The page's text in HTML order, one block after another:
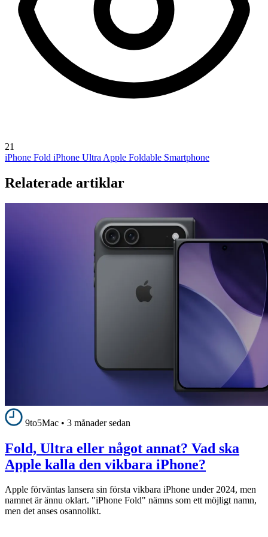
21
iPhone Fold iPhone Ultra Apple Foldable Smartphone
Relaterade artiklar
9to5Mac • 3 månader sedan
Fold, Ultra eller något annat? Vad ska
Apple kalla den vikbara iPhone?
Apple förväntas lansera sin första vikbara iPhone under 2024, men
namnet är ännu oklart. "iPhone Fold" nämns som ett möjligt namn,
men det anses osannolikt.